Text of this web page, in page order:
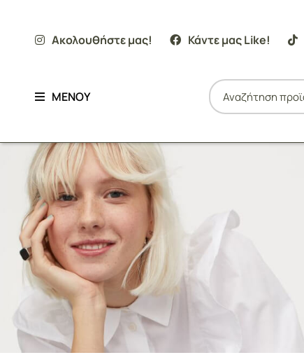
ΜΕΝΟΥ
Ακολουθήστε μας! Κάντε μας Like!